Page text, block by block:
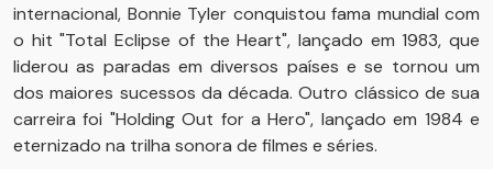
internacional, Bonnie Tyler conquistou fama mundial com
o hit "Total Eclipse of the Heart", lançado em 1983, que
liderou as paradas em diversos países e se tornou um
dos maiores sucessos da década. Outro clássico de sua
carreira foi "Holding Out for a Hero", lançado em 1984 e
eternizado na trilha sonora de filmes e séries.